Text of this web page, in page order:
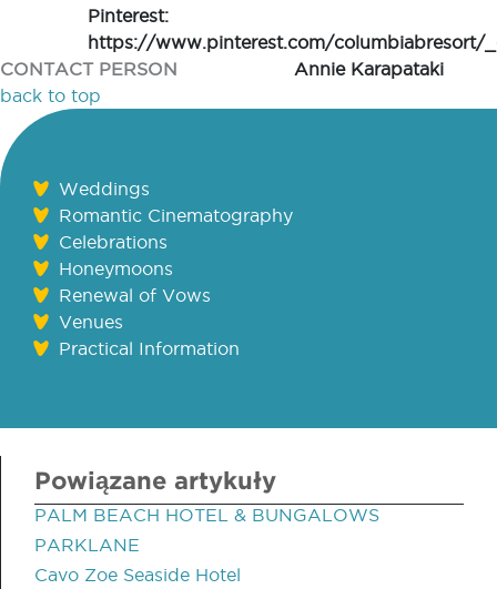
Pinterest:
https://www.pinterest.com/columbiabresort/
CONTACT PERSON
Annie Karapataki
back to top
Weddings
Romantic Cinematography
Celebrations
Honeymoons
Renewal of Vows
Venues
Practical Information
Powiązane artykuły
PALM BEACH HOTEL & BUNGALOWS
PARKLANE
Cavo Zoe Seaside Hotel